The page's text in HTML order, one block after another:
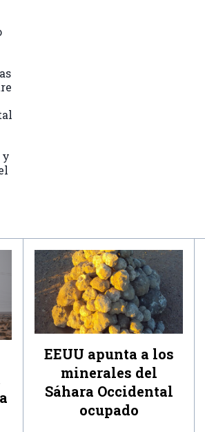
y
EEUU apunta a los
minerales del
Sáhara Occidental
ocupado